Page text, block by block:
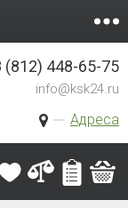
Адреса
(812) 448-65-75
info@ksk24.ru